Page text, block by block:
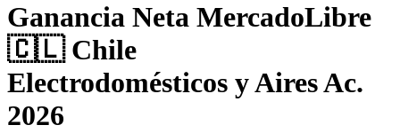
Ganancia Neta MercadoLibre
🇨🇱 Chile
Electrodomésticos y Aires Ac.
2026